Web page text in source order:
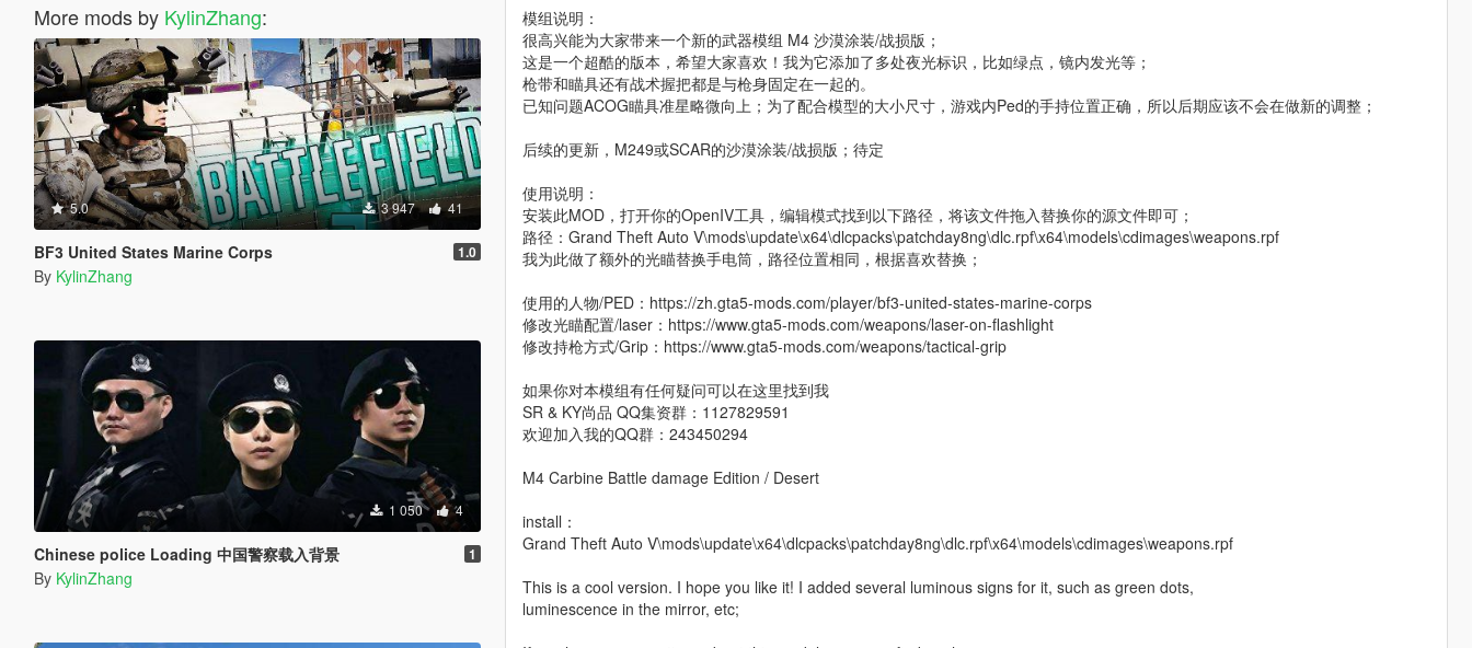
More mods by KylinZhang:
5.0 3 947 41
BF3 United States Marine Corps 1.0
By KylinZhang
1 050 4
Chinese police Loading 中国警察载入背景 1
By KylinZhang
模组说明：
很高兴能为大家带来一个新的武器模组 M4 沙漠涂装/战损版；
这是一个超酷的版本，希望大家喜欢！我为它添加了多处夜光标识，比如绿点，镜内发光等；
枪带和瞄具还有战术握把都是与枪身固定在一起的。
已知问题ACOG瞄具准星略微向上；为了配合模型的大小尺寸，游戏内Ped的手持位置正确，所以后期应该不会在做新的调整；
后续的更新，M249或SCAR的沙漠涂装/战损版；待定
使用说明：
安装此MOD，打开你的OpenIV工具，编辑模式找到以下路径，将该文件拖入替换你的源文件即可；
路径：Grand Theft Auto V\mods\update\x64\dlcpacks\patchday8ng\dlc.rpf\x64\models\cdimages\weapons.rpf
我为此做了额外的光瞄替换手电筒，路径位置相同，根据喜欢替换；
使用的人物/PED：https://zh.gta5-mods.com/player/bf3-united-states-marine-corps
修改光瞄配置/laser：https://www.gta5-mods.com/weapons/laser-on-flashlight
修改持枪方式/Grip：https://www.gta5-mods.com/weapons/tactical-grip
如果你对本模组有任何疑问可以在这里找到我
SR & KY尚品 QQ集资群：1127829591
欢迎加入我的QQ群：243450294
M4 Carbine Battle damage Edition / Desert
install：
Grand Theft Auto V\mods\update\x64\dlcpacks\patchday8ng\dlc.rpf\x64\models\cdimages\weapons.rpf
This is a cool version. I hope you like it! I added several luminous signs for it, such as green dots,
luminescence in the mirror, etc;